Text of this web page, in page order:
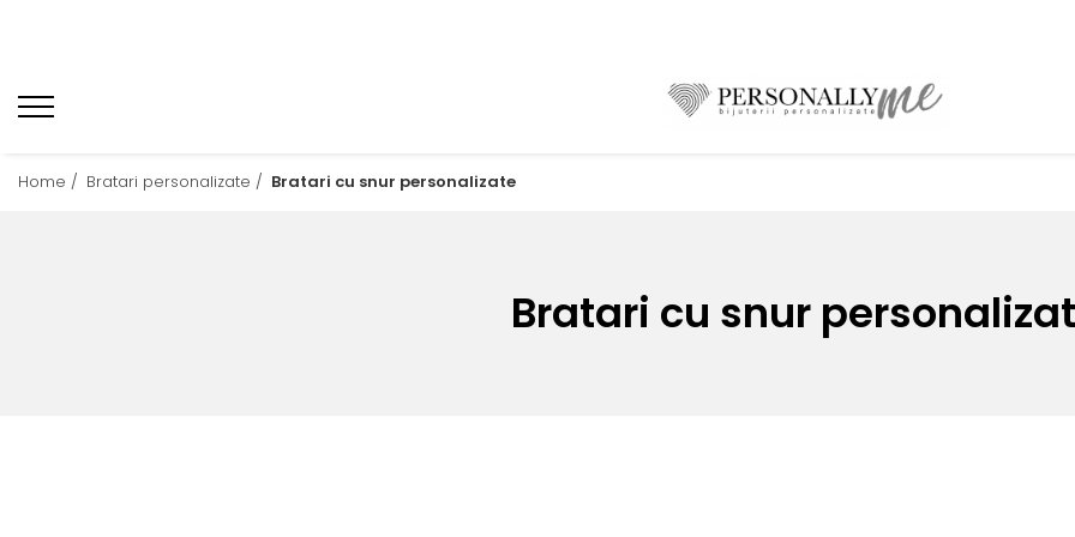
Home / Bratari personalizate / Bratari cu snur personalizate
Bratari cu snur